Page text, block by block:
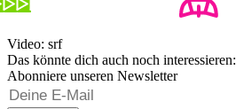
Video: srf
Das könnte dich auch noch interessieren:
Abonniere unseren Newsletter